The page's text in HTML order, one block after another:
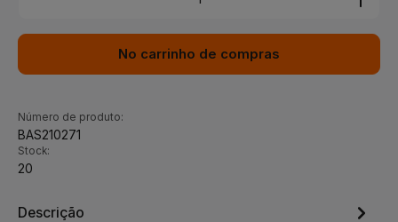
No carrinho de compras
Número de produto:
BAS210271
Stock:
20
Descrição